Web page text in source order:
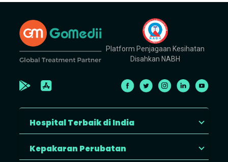
Platform Penjagaan Kesihatan
Disahkan NABH
Hospital Terbaik di India
Kepakaran Perubatan